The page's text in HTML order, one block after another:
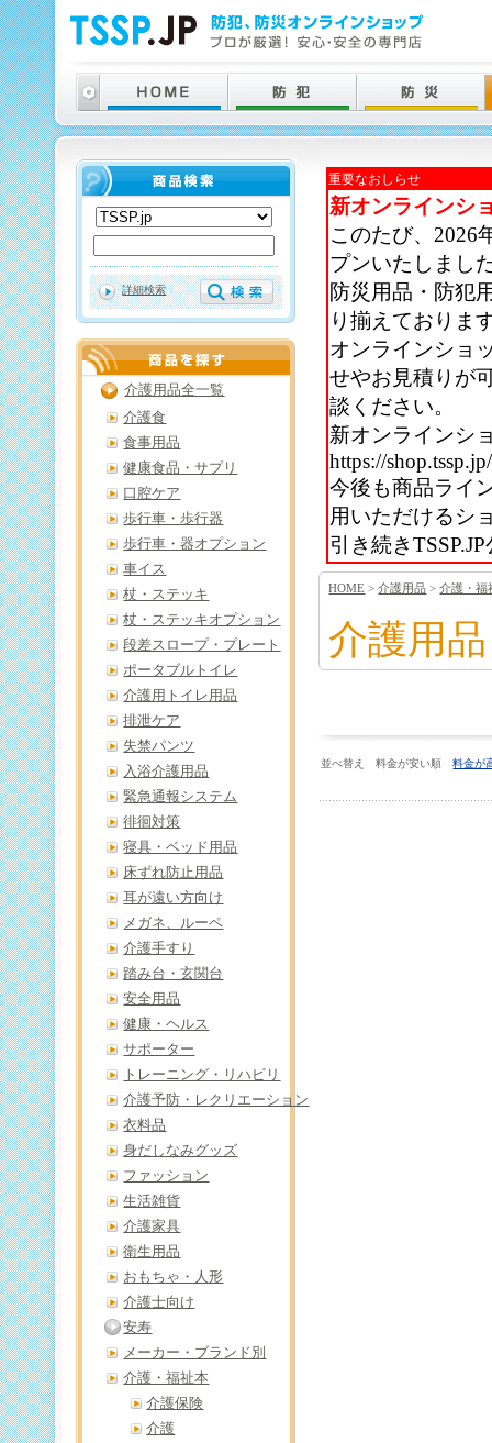
重要なおしらせ
新オンラインシ
このたび、2026
プンいたしまし
防災用品・防犯
り揃えておりま
オンラインショ
せやお見積りが
談ください。
新オンラインシ
https://shop.tssp.jp/
今後も商品ライ
用いただけるシ
引き続き
HOME >介護用品 >介護・福
介護用品
並べ替え 料金が安い順料金が
詳細検索
介護用品全一覧
介護食
食事用品
健康食品・サプリ
口腔ケア
歩行車・歩行器
歩行車・器オプション
車イス
杖・ステッキ
杖・ステッキオプション
段差スロープ・プレート
ポータブルトイレ
介護用トイレ用品
排泄ケア
失禁パンツ
入浴介護用品
緊急通報システム
徘徊対策
寝具・ベッド用品
床ずれ防止用品
耳が遠い方向け
メガネ、ルーペ
介護手すり
踏み台・玄関台
安全用品
健康・ヘルス
サポーター
トレーニング・リハビリ
介護予防・レクリエーション
衣料品
身だしなみグッズ
ファッション
生活雑貨
介護家具
衛生用品
おもちゃ・人形
介護士向け
安寿
メーカー・ブランド別
介護・福祉本
介護保険
介護